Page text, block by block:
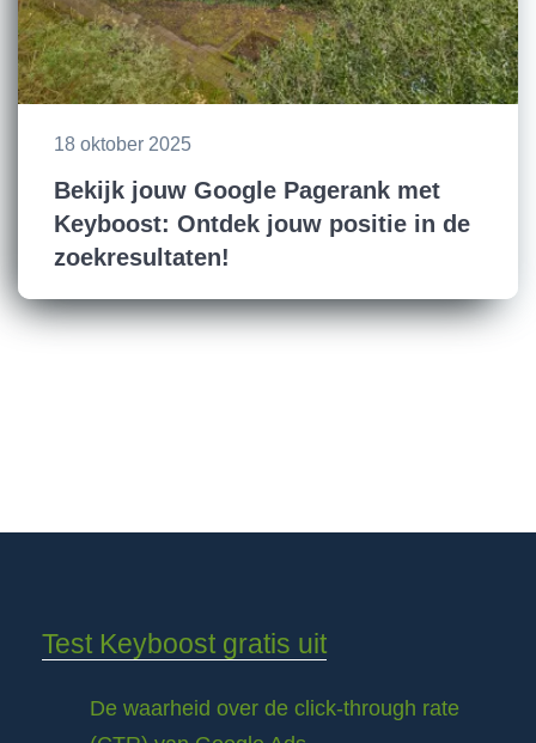
18 oktober 2025
Bekijk jouw Google Pagerank met
Keyboost: Ontdek jouw positie in de
zoekresultaten!
Test Keyboost gratis uit
De waarheid over de click-through rate